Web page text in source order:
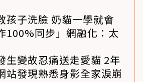
孩子洗臉 奶貓一學就會
100%同步」網融化：太
生變故忍痛送走愛貓 2年
站發現熟悉身影全家淚崩